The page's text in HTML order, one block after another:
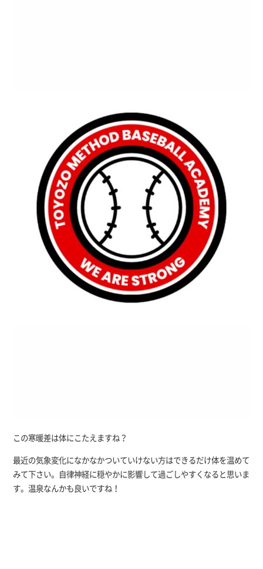
この寒暖差は体にこたえますね？
最近の気象変化になかなかついていけない方はできるだけ体を温めて
みて下さい。自律神経に穏やかに影響して過ごしやすくなると思いま
す。温泉なんかも良いですね！